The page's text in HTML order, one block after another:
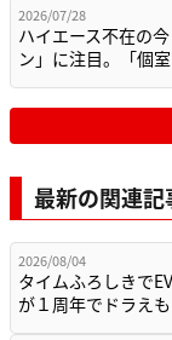
2026/07/28
ハイエース不在の
ン」に注目。「個
最新の関連
2026/08/04
タイムふろしきで
が１周年でドラえ